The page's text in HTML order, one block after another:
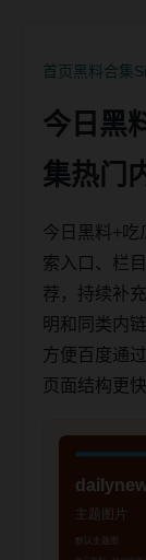
首页黑料合集
今日黑
集热门
今日黑料+吃
索入口、栏
荐，持续补
明和同类内
方便百度通
页面结构更